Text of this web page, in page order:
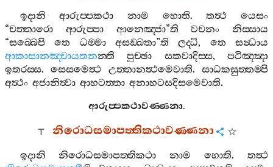
ඉදානි ආරුප‍්පකථා නාම හොති.තත්‍ථ
යෙසං
“චත‍්තාරො ආරුප‍්පා ආනෙඤ‍්ජා”ති වචනං
නිස‍්සාය
“සබ‍්බෙපි තෙ ධම‍්මා අසඞ‍්ඛතා”ති ලද‍්ධි, තෙ
සන්‍ධාය
ආකාසානඤ‍්චායතනන‍්ති පුච‍්ඡා සකවාදිස‍්ස,පටිඤ‍්ඤා
ඉතරස‍්ස.සෙසමෙත්‍ථ උත‍්තානත්‍ථමෙවාති.සාධකසුත‍්තම‍්පි
අත්‍ථං අජානිත්‍වා ආහටත‍්තා අනාහටසදිසමෙවාති.
ආරුප‍්පකථාවණ‍්ණනා.
නිරොධසමාපත‍්තිකථාවණ‍්ණනා
ඉදානි නිරොධසමාපත‍්තිකථා නාම හොති. තත්‍ථ